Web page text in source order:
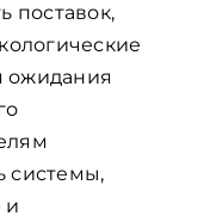
поставок,
ожидания
системы,
и